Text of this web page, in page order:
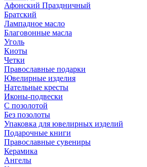
Афонский Праздничный
Братский
Лампадное масло
Благовонные масла
Уголь
Киоты
Четки
Православные подарки
Ювелирные изделия
Нательные кресты
Иконы-подвески
С позолотой
Без позолоты
Упаковка для ювелирных изделий
Подарочные книги
Православные сувениры
Керамика
Ангелы